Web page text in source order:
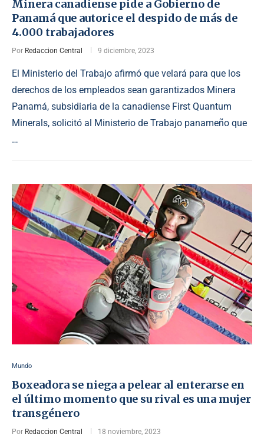
Minera canadiense pide a Gobierno de
Panamá que autorice el despido de más de
4.000 trabajadores
Por Redaccion Central 9 diciembre, 2023
El Ministerio del Trabajo afirmó que velará para que los
derechos de los empleados sean garantizados Minera
Panamá, subsidiaria de la canadiense First Quantum
Minerals, solicitó al Ministerio de Trabajo panameño que
…
Mundo
Boxeadora se niega a pelear al enterarse en
el último momento que su rival es una mujer
transgénero
Por Redaccion Central 18 noviembre, 2023